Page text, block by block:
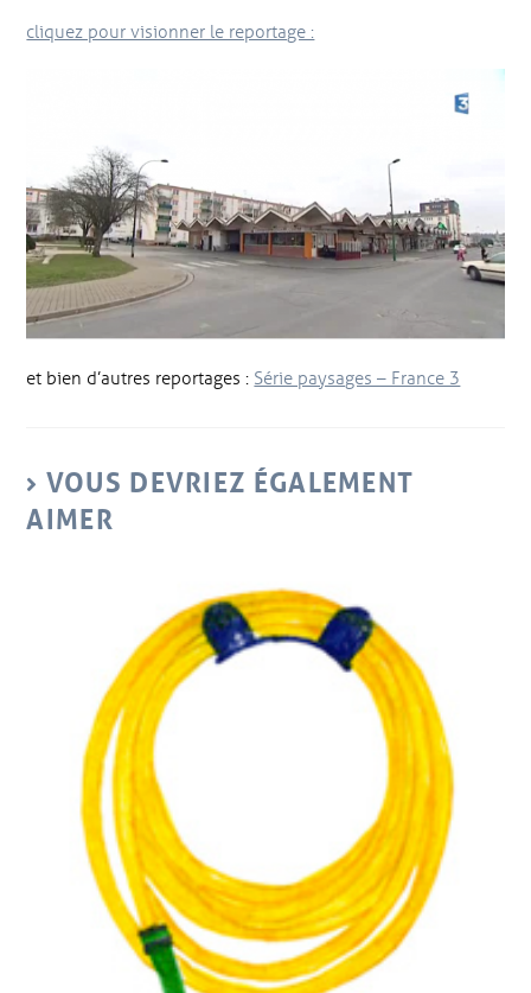
cliquez pour visionner le reportage :
et bien d’autres reportages : Série paysages – France 3
VOUS DEVRIEZ ÉGALEMENT
AIMER